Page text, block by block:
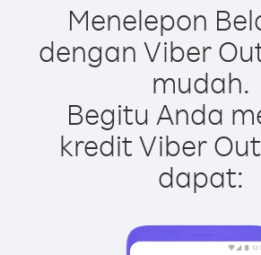
Menelepon
dengan Viber
mudah.
Begitu Anda
kredit Viber
dapat: